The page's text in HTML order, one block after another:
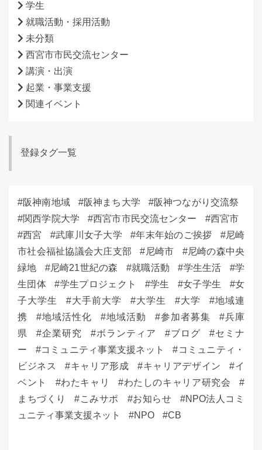
学生
就職活動・採用活動
未分類
西宮市市民交流センター
講演・出演
起業・事業支援
関連イベント
登録タグ一覧
阪神南地域 阪神まち大学
阪神つながり交流祭
関西学院大学
西宮市市民交流センター
西宮市
西宮
武庫川女子大学 年末年始のご挨拶
尼崎
市社会福祉協議会大庄支部
尼崎市
尼崎の森中央
緑地
尼崎21世紀の森 就職活動 学生生活
学
生団体
学生プロジェクト 学生 女子学生
女
子大学生
大手前大学 大学生 大学
地域連
携
地域活性化 地域活動 参加者募集
兵庫
県
企業研究 ボランティア ブログ
セミナ
ー
コミュニティ事業支援ネット
コミュニティ・
ビジネス
キャリア形成 キャリアデザイン
イ
ベント
わたキャリ
わたしのキャリア研究会
まちづくり
こみサポ お知らせ
NPO法人コミ
ュニティ事業支援ネット
NPO CB